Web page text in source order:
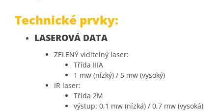
Technické prvky:
LASEROVÁ DATA
ZELENÝ viditelný laser:
Třída IIIA
1 mw (nízký) / 5 mw (vysoký)
IR laser:
Třída 2M
výstup: 0,1 mw (nízká) / 0,7 mw (vysoká)